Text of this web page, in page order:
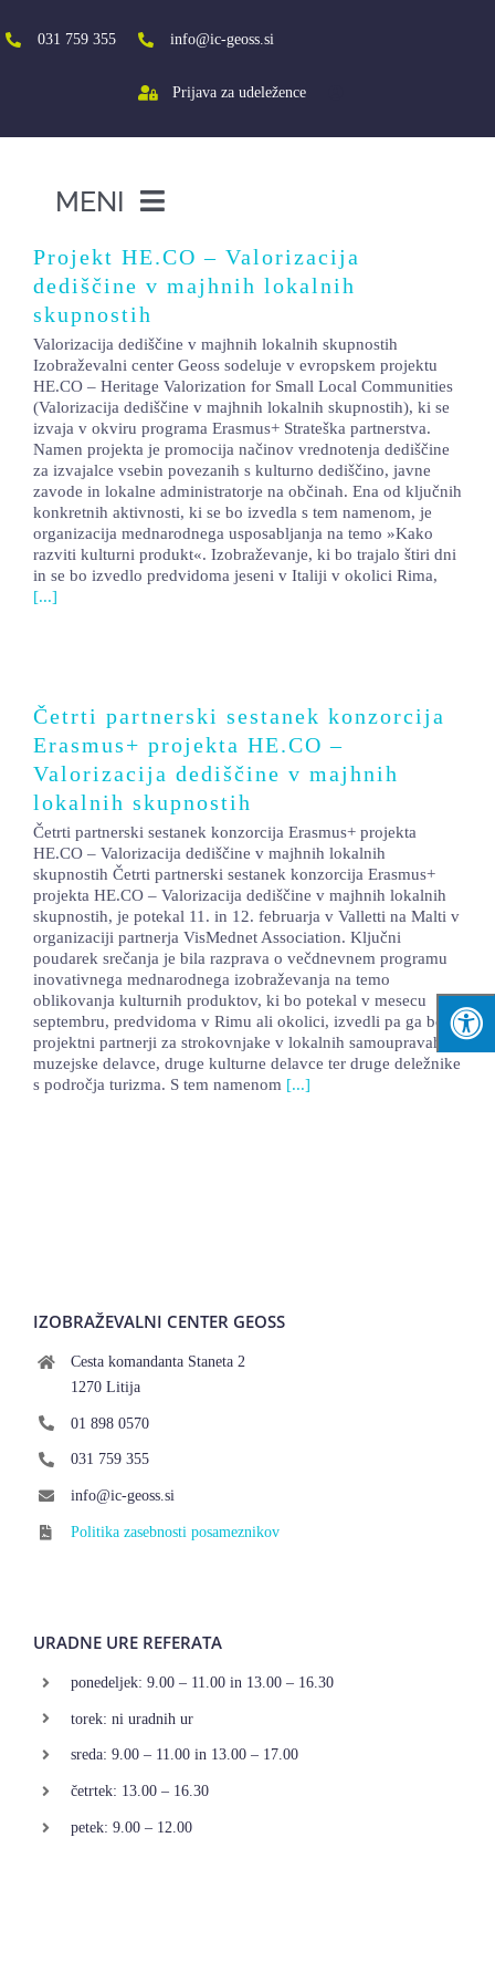
to
content
031 759 355 info@ic-geoss.si
Prijava za udeležence
MENI
DOMOV
O NAS
VIŠJA ŠOLA
SREDNJA ŠOLA
PROJEKTI
SOCIALNA AKTIVACIJA+
LOKALNA TOČKA SVOS
TEČAJI
Projekt HE.CO – Valorizacija
dediščine v majhnih lokalnih
skupnostih
Valorizacija dediščine v majhnih lokalnih skupnostih
Izobraževalni center Geoss sodeluje v evropskem projektu
HE.CO – Heritage Valorization for Small Local Communities
(Valorizacija dediščine v majhnih lokalnih skupnostih), ki se
izvaja v okviru programa Erasmus+ Strateška partnerstva.
Namen projekta je promocija načinov vrednotenja dediščine
za izvajalce vsebin povezanih s kulturno dediščino, javne
zavode in lokalne administratorje na občinah. Ena od ključnih
konkretnih aktivnosti, ki se bo izvedla s tem namenom, je
organizacija mednarodnega usposabljanja na temo »Kako
razviti kulturni produkt«. Izobraževanje, ki bo trajalo štiri dni
in se bo izvedlo predvidoma jeseni v Italiji v okolici Rima,
[...]
Četrti partnerski sestanek konzorcija
Erasmus+ projekta HE.CO –
Valorizacija dediščine v majhnih
lokalnih skupnostih
Četrti partnerski sestanek konzorcija Erasmus+ projekta
HE.CO – Valorizacija dediščine v majhnih lokalnih
skupnostih Četrti partnerski sestanek konzorcija Erasmus+
projekta HE.CO – Valorizacija dediščine v majhnih lokalnih
skupnostih, je potekal 11. in 12. februarja v Valletti na Malti v
organizaciji partnerja VisMednet Association. Ključni
poudarek srečanja je bila razprava o večdnevnem programu
inovativnega mednarodnega izobraževanja na temo
oblikovanja kulturnih produktov, ki bo potekal v mesecu
septembru, predvidoma v Rimu ali okolici, izvedli pa ga bodo
projektni partnerji za strokovnjake v lokalnih samoupravah,
muzejske delavce, druge kulturne delavce ter druge deležnike
s področja turizma. S tem namenom [...]
IZOBRAŽEVALNI CENTER GEOSS
Cesta komandanta Staneta 2
1270 Litija
01 898 0570
031 759 355
info@ic-geoss.si
Politika zasebnosti posameznikov
URADNE URE REFERATA
ponedeljek: 9.00 – 11.00 in 13.00 – 16.30
torek: ni uradnih ur
sreda: 9.00 – 11.00 in 13.00 – 17.00
četrtek: 13.00 – 16.30
petek: 9.00 – 12.00